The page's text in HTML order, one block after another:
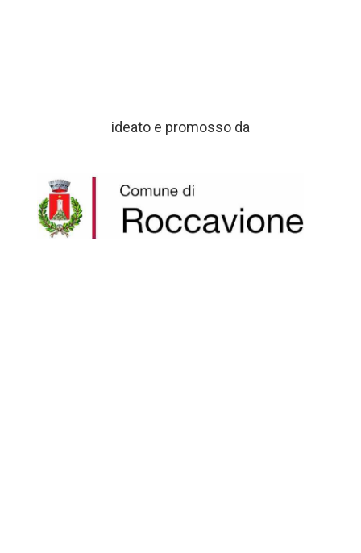
ideato e promosso da